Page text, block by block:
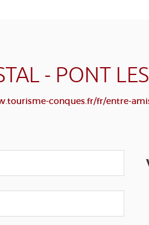
- PONT
conques.fr/fr/entre-